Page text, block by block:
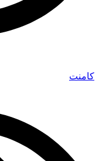
کامنت